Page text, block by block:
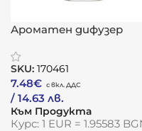
Ароматен дифузер
SKU: 170461
7.48€
/ 14.63 лв.
Към Продукта
Курс: 1 EUR = 1.95583